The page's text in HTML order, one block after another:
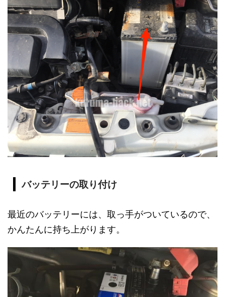
バッテリーの取り付け
最近のバッテリーには、取っ手がついているので、
かんたんに持ち上がります。